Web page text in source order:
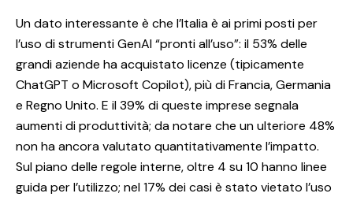
Un dato interessante è che l’Italia è ai primi posti per
l’uso di strumenti GenAI “pronti all’uso”: il 53% delle
grandi aziende ha acquistato licenze (tipicamente
ChatGPT o Microsoft Copilot), più di Francia, Germania
e Regno Unito. E il 39% di queste imprese segnala
aumenti di produttività; da notare che un ulteriore 48%
non ha ancora valutato quantitativamente l’impatto.
Sul piano delle regole interne, oltre 4 su 10 hanno linee
guida per l’utilizzo; nel 17% dei casi è stato vietato l’uso